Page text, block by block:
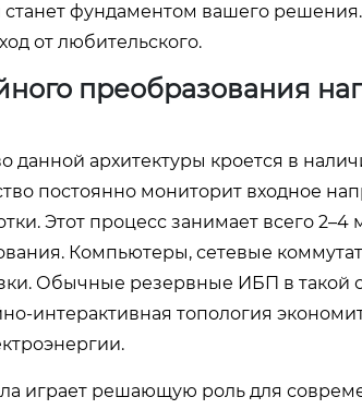
станет фундаментом вашего
от любительского.
преобразования
архитектуры кроется в
постоянно мониторит входное
Этот процесс занимает всего
Компьютеры, сетевые
Обычные резервные ИБП в такой
интерактивная топология
играет решающую роль для